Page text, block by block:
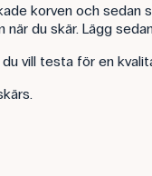
korven och sedan
du skär. Lägg
vill testa för en